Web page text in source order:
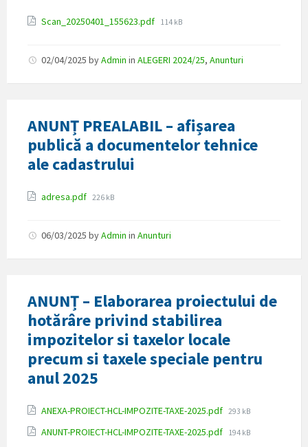
Attachments
Scan_20250401_155623.pdf File
114 kB
02/04/2025 byAdmin in ALEGERI 2024/25, Anunturi
ANUNȚ PREALABIL – afișarea
publică a documentelor tehnice
ale cadastrului
Attachments
adresa.pdf File
226 kB
06/03/2025 byAdmin in Anunturi
ANUNȚ – Elaborarea proiectului de
hotărâre privind stabilirea
impozitelor si taxelor locale
precum si taxele speciale pentru
anul 2025
Attachments
ANEXA-PROIECT-HCL-IMPOZITE-TAXE-2025.pdf File
293 kB
ANUNT-PROIECT-HCL-IMPOZITE-TAXE-2025.pdf File
194 kB